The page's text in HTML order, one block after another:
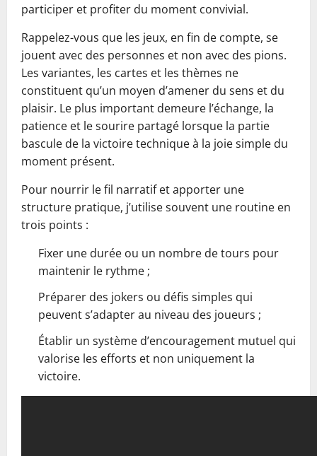
participer et profiter du moment convivial.
Rappelez-vous que les jeux, en fin de compte, se
jouent avec des personnes et non avec des pions.
Les variantes, les cartes et les thèmes ne
constituent qu’un moyen d’amener du sens et du
plaisir. Le plus important demeure l’échange, la
patience et le sourire partagé lorsque la partie
bascule de la victoire technique à la joie simple du
moment présent.
Pour nourrir le fil narratif et apporter une
structure pratique, j’utilise souvent une routine en
trois points :
Fixer une durée ou un nombre de tours pour
maintenir le rythme ;
Préparer des jokers ou défis simples qui
peuvent s’adapter au niveau des joueurs ;
Établir un système d’encouragement mutuel qui
valorise les efforts et non uniquement la
victoire.